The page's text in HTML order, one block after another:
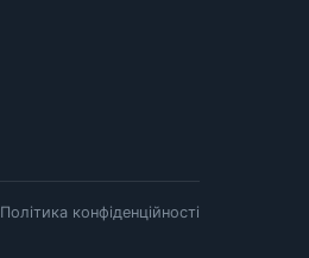
Політика конфіденційності